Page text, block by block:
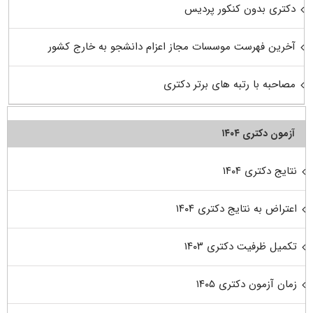
دکتری بدون کنکور پردیس
آخرین فهرست موسسات مجاز اعزام دانشجو به خارج کشور
مصاحبه با رتبه های برتر دکتری
آزمون دکتری ۱۴۰۴
نتایج دکتری ۱۴۰۴
اعتراض به نتایج دکتری ۱۴۰۴
تکمیل ظرفیت دکتری ۱۴۰۳
زمان آزمون دکتری ۱۴۰۵